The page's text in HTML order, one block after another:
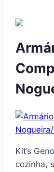
Kit’s
cozinha,